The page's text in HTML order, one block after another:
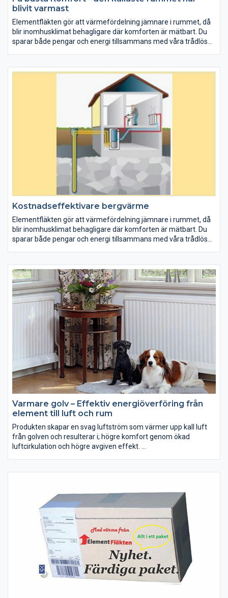
blivit varmast
Elementfläkten gör att värmefördelning jämnare i rummet, då
blir inomhusklimat behagligare där komforten är mätbart. Du
sparar både pengar och energi tillsammans med våra trådlösa
Kostnadseffektivare bergvärme
Elementfläkten gör att värmefördelning jämnare i rummet, då
blir inomhusklimat behagligare där komforten är mätbart. Du
sparar både pengar och energi tillsammans med våra trådlösa
Varmare golv – Effektiv energiöverföring från
element till luft och rum
Produkten skapar en svag luftström som värmer upp kall luft
från golven och resulterar i; högre komfort genom ökad
luftcirkulation och högre avgiven effekt.